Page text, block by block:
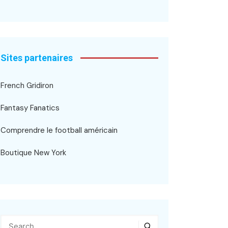
Sites partenaires
French Gridiron
Fantasy Fanatics
Comprendre le football américain
Boutique New York